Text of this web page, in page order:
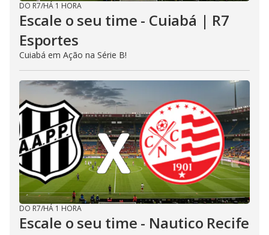
DO R7/HÁ 1 HORA
Escale o seu time - Cuiabá | R7
Esportes
Cuiabá em Ação na Série B!
DO R7/HÁ 1 HORA
Escale o seu time - Nautico Recife